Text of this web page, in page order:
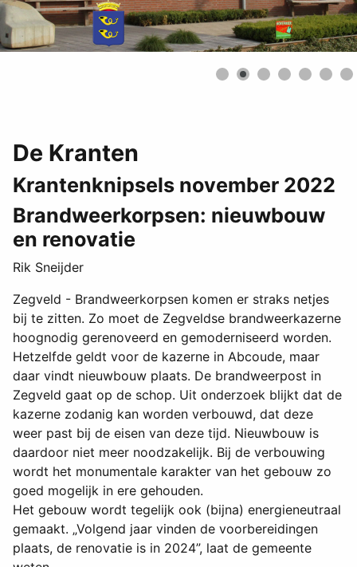
De Kranten
Krantenknipsels november 2022
Brandweerkorpsen: nieuwbouw
en renovatie
Rik Sneijder
Zegveld - Brandweerkorpsen komen er straks netjes
bij te zitten. Zo moet de Zegveldse brandweerkazerne
hoognodig gerenoveerd en gemoderniseerd worden.
Hetzelfde geldt voor de kazerne in Abcoude, maar
daar vindt nieuwbouw plaats. De brandweerpost in
Zegveld gaat op de schop. Uit onderzoek blijkt dat de
kazerne zodanig kan worden verbouwd, dat deze
weer past bij de eisen van deze tijd. Nieuwbouw is
daardoor niet meer noodzakelijk. Bij de verbouwing
wordt het monumentale karakter van het gebouw zo
goed mogelijk in ere gehouden.
Het gebouw wordt tegelijk ook (bijna) energieneutraal
gemaakt. „Volgend jaar vinden de voorbereidingen
plaats, de renovatie is in 2024”, laat de gemeente